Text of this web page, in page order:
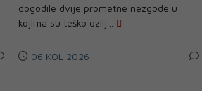
dogodile dvije prometne nezgode u
kojima su teško ozlij...
06 KOL 2026